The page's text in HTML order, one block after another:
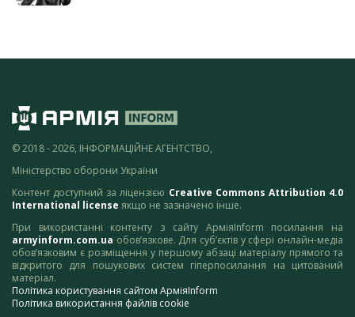
© 2018 - 2026, ІНФОРМАЦІЙНЕ АГЕНТСТВО,
Міністерство оборони України
Контент доступний за ліцензією Creative Commons Attribution 4.0
International license якщо не зазначено інше.
При використанні контенту з сайту АрміяInform посилання на
armyinform.com.ua обов’язкове. Для суб’єктів у сфері онлайн-медіа
обов’язковим є розміщення у першому абзаці матеріалу прямого та
відкритого для пошукових систем гіперпосилання на цитований
матеріал.
Політика користування сайтом АрміяInform
Політика використання файлів cookie